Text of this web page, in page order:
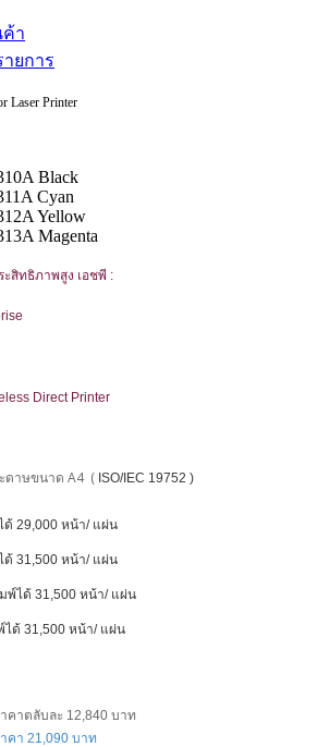
ค้า
ายการ
Laser Printer
Black
Cyan
Yellow
Magenta
ะสิทธิภาพสูง เอชพี :
Direct Printer
ดาษขนาด A4 ( ISO/IEC 19752 )
ด้ 29,000 หน้า/ แผ่น
ด้ 31,500 หน้า/ แผ่น
พ์ได้ 31,500 หน้า/ แผ่น
ได้ 31,500 หน้า/ แผ่น
คาตลับละ 12,840 บาท
คา 21,090 บาท